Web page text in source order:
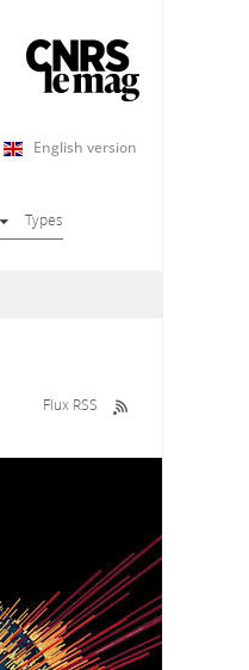
English version
Types
Flux RSS